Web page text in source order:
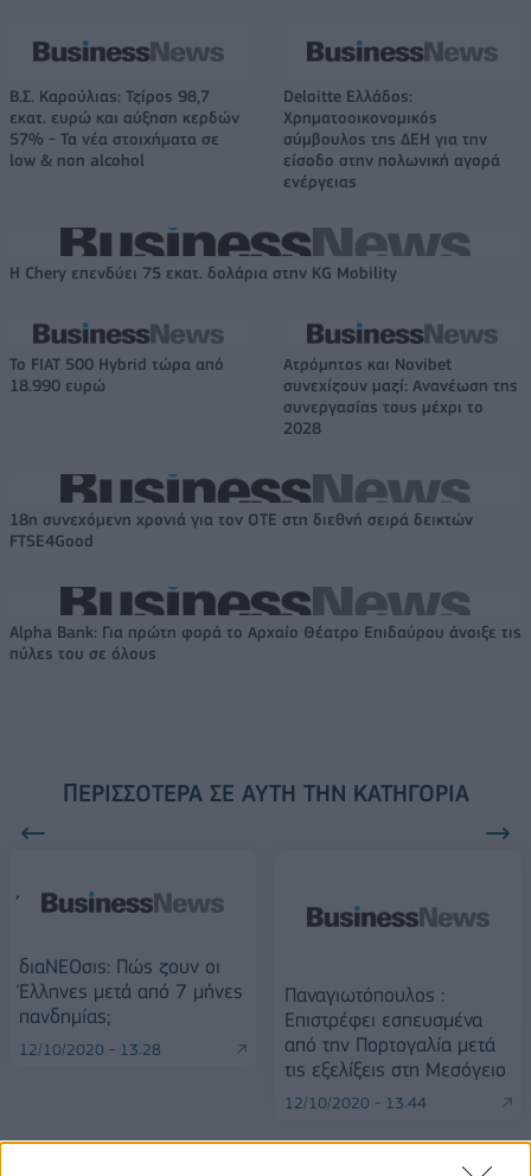
Β.Σ. Καρούλιας: Τζίρος 98,7
εκατ. ευρώ και αύξηση κερδών
57% - Τα νέα στοιχήματα σε
low & non alcohol
Deloitte Ελλάδος:
Χρηματοοικονομικός
σύμβουλος της ΔΕΗ για την
είσοδο στην πολωνική αγορά
ενέργειας
Η Chery επενδύει 75 εκατ. δολάρια στην KG Mobility
Το FIAT 500 Hybrid τώρα από
18.990 ευρώ
Ατρόμητος και Novibet
συνεχίζουν μαζί: Ανανέωση της
συνεργασίας τους μέχρι το
2028
18η συνεχόμενη χρονιά για τον ΟΤΕ στη διεθνή σειρά δεικτών
FTSE4Good
Alpha Bank: Για πρώτη φορά το Αρχαίο Θέατρο Επιδαύρου άνοιξε τις
πύλες του σε όλους
ΠΕΡΙΣΣΌΤΕΡΑ ΣΕ ΑΥΤΉ ΤΗΝ ΚΑΤΗΓΟΡΊΑ
διαΝΕΟσις: Πώς ζουν οι
Έλληνες μετά από 7 μήνες
πανδημίας;
12/10/2020 - 13:28
Παναγιωτόπουλος :
Επιστρέφει εσπευσμένα
από την Πορτογαλία μετά
τις εξελίξεις στη Μεσόγειο
12/10/2020 - 13:44